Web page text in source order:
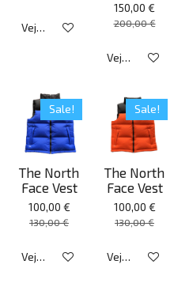
Veja detalhes
150,00 €
200,00 €
Veja detalhes
Sale!
The North
Face Vest
100,00 €
130,00 €
Veja detalhes
Sale!
The North
Face Vest
100,00 €
130,00 €
Veja detalhes